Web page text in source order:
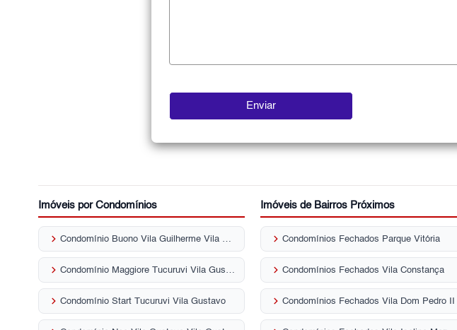
Imóveis por Condomínios
keyboard_arrow_right Condomínio Buono Vila Guilherme Vila Gustavo
keyboard_arrow_right Condomínio Maggiore Tucuruvi Vila Gustavo
keyboard_arrow_right Condomínio Start Tucuruvi Vila Gustavo
Imóveis de Bairros Próximos
keyboard_arrow_rightCondomínios Fechados Parque Vitória
keyboard_arrow_rightCondomínios Fechados Vila Constança
keyboard_arrow_rightCondomínios Fechados Vila Dom Pedro II